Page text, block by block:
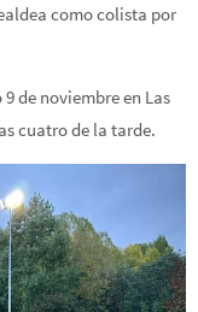
como colista por
de noviembre en Las
cuatro de la tarde.